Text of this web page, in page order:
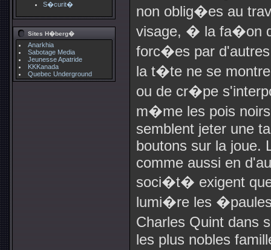
S�curit�
Sites H�berg�
Anarkhia
Sabotage Media
Jeunesse Apatride
KKKanada
Quebec Underground
non oblig�es au
visage, � la fa�on
forc�es par
la t�te ne se
ou de cr�pe
m�me les pois
semblent jeter une
boutons sur la joue.
comme aussi en
soci�t� exigent que
lumi�re les
Charles Quint dans
les plus nobles